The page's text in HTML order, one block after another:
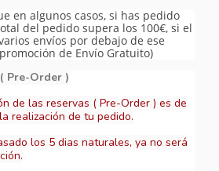
en algunos casos, si has pedido
del pedido supera los 100€, si el
envíos por debajo de ese
de Envío Gratuito)
Pre-Order )
de las reservas ( Pre-Order ) es de
realización de tu pedido.
los 5 dias naturales, ya no será